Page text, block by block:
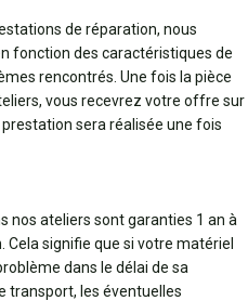
de réparation, nous
fonction des caractéristiques de
rencontrés. Une fois la pièce
vous recevrez votre offre sur
sera réalisée une fois
nos ateliers sont garanties 1 an à
signifie que si votre matériel
dans le délai de sa
transport, les éventuelles